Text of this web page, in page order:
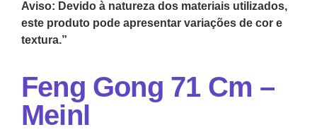
Aviso: Devido à natureza dos materiais utilizados,
este produto pode apresentar variações de cor e
textura.”
Feng Gong 71 Cm –
Meinl